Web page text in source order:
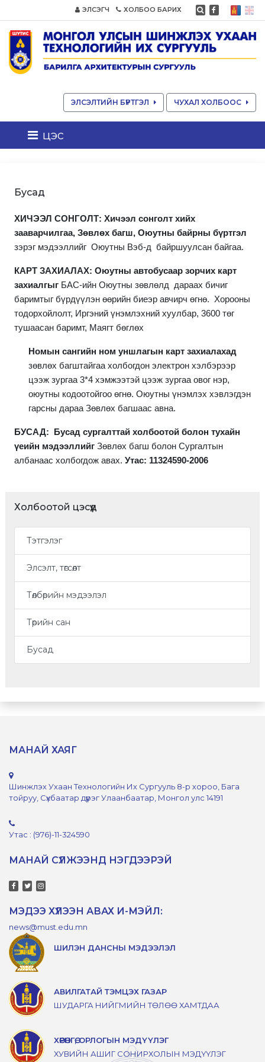
ЭЛСЭГЧ ХОЛБОО БАРИХ
ЭЛСЭЛТИЙН БҮРТГЭЛ ЧУХАЛ ХОЛБООС
цэс
Бусад
ХИЧЭЭЛ СОНГОЛТ: Хичээл сонголт хийх
зааварчилгаа, Зөвлөх багш, Оюутны байрны бүртгэл
зэрэг мэдээллийг Оюутны Bэб-д байршуулсан байгаа.
КАРТ ЗАХИАЛАХ: Оюутны автобусаар зорчих карт
захиалгыг БАС-ийн Оюутны зөвлөлд дараах бичиг
баримтыг бүрдүүлэн өөрийн биеэр авчирч өгнө. Хорооны
тодорхойлолт, Иргэний үнэмлэхний хуулбар, 3600 төг
тушаасан баримт, Маягт бөглөх
Номын сангийн ном уншлагын карт захиалахад
зөвлөх багштайгаа холбогдон электрон хэлбэрээр
цээж зургаа 3*4 хэмжээтэй цээж зургаа овог нэр,
оюутны кодоотойгоо өгнө. Оюутны үнэмлэх хэвлэгдэн
гарсны дараа Зөвлөх багшаас авна.
БУСАД: Бусад сургалттай холбоотой болон тухайн
үеийн мэдээллийг Зөвлөх багш болон Сургалтын
албанаас холбогдож авах. Утас: 11324590-2006
Холбоотой цэсүүд
Тэтгэлэг
Элсэлт, төгсөлт
Төлбөрийн мэдээлэл
Төрийн сан
Бусад
МАНАЙ ХАЯГ
Шинжлэх Ухаан Технологийн Их Сургууль 8-р хороо, Бага
тойруу, Сүхбаатар дүүрэг Улаанбаатар, Монгол улс 14191
Утас : (976)-11-324590
МАНАЙ СҮЛЖЭЭНД НЭГДЭЭРЭЙ
МЭДЭЭ ХҮЛЭЭН АВАХ И-МЭЙЛ:
news@must.edu.mn
ШИЛЭН ДАНСНЫ МЭДЭЭЛЭЛ
АВИЛГАТАЙ ТЭМЦЭХ ГАЗАР
ШУДАРГА НИЙГМИЙН ТӨЛӨӨ ХАМТДАА
ХӨРӨНГӨ, ОРЛОГЫН МЭДҮҮЛЭГ
ХУВИЙН АШИГ СОНИРХОЛЫН МЭДҮҮЛЭГ